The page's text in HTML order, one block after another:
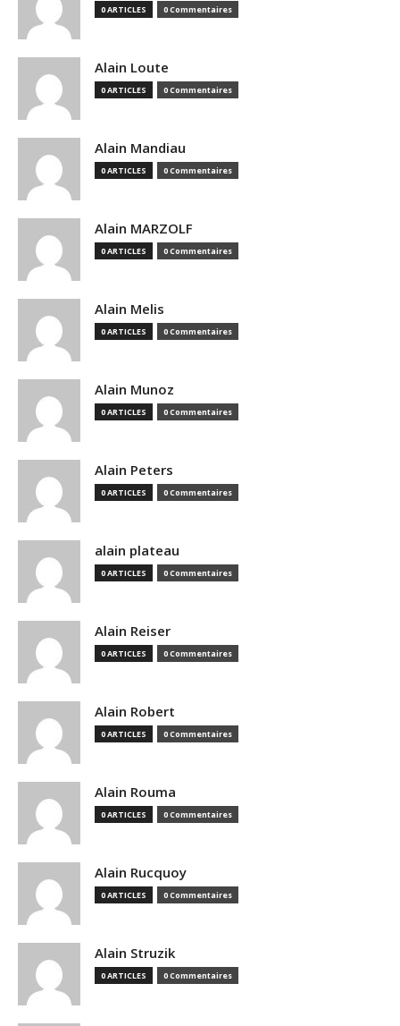
0 ARTICLES 0 Commentaires
Alain Loute
0 ARTICLES 0 Commentaires
Alain Mandiau
0 ARTICLES 0 Commentaires
Alain MARZOLF
0 ARTICLES 0 Commentaires
Alain Melis
0 ARTICLES 0 Commentaires
Alain Munoz
0 ARTICLES 0 Commentaires
Alain Peters
0 ARTICLES 0 Commentaires
alain plateau
0 ARTICLES 0 Commentaires
Alain Reiser
0 ARTICLES 0 Commentaires
Alain Robert
0 ARTICLES 0 Commentaires
Alain Rouma
0 ARTICLES 0 Commentaires
Alain Rucquoy
0 ARTICLES 0 Commentaires
Alain Struzik
0 ARTICLES 0 Commentaires